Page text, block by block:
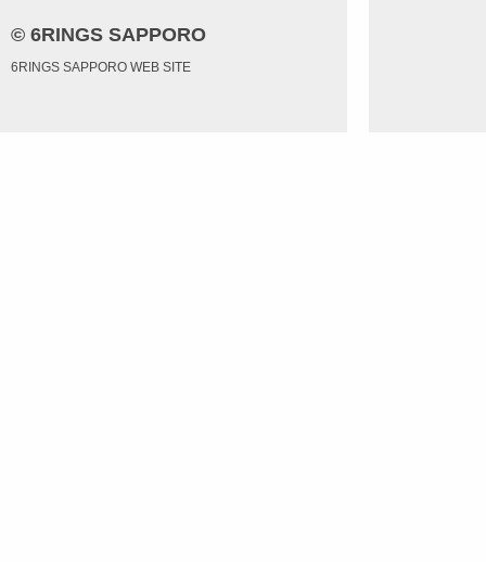
© 6RINGS SAPPORO
6RINGS SAPPORO WEB SITE